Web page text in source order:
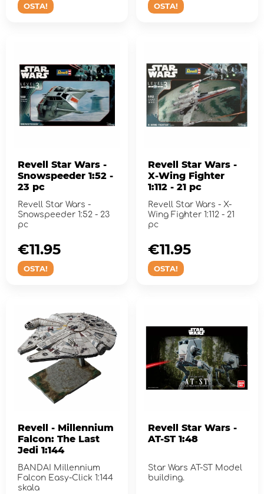
OSTA! OSTA!
Revell Star Wars -
Snowspeeder 1:52 -
23 pc
Revell Star Wars -
Snowspeeder 1:52 - 23
pc
OSTA!
€11.95
Revell Star Wars -
X-Wing Fighter
1:112 - 21 pc
Revell Star Wars - X-
Wing Fighter 1:112 - 21
pc
OSTA!
€11.95
Revell - Millennium
Falcon: The Last
Jedi 1:144
BANDAI Millennium
Falcon Easy-Click 1:144
skala
Revell Star Wars -
AT-ST 1:48
Star Wars AT-ST Model
building.